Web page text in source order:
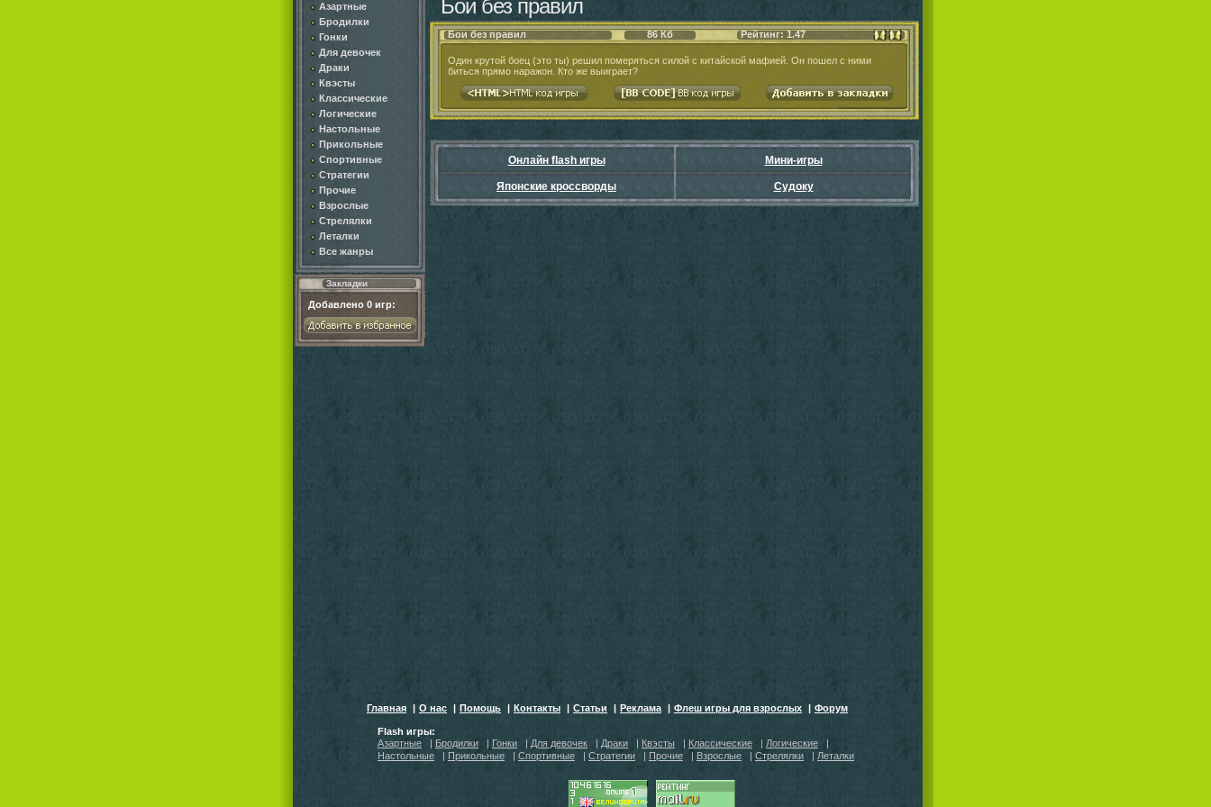
Азартные
Бродилки
Гонки
Для девочек
Драки
Квэсты
Классические
Логические
Настольные
Прикольные
Спортивные
Стратегии
Прочие
Взрослые
Стрелялки
Леталки
Все жанры
Закладки
Добавлено 0 игр:
Бои без правил
Бои без правил 86 Кб Рейтинг: 1.47
Один крутой боец (это ты) решил померяться силой с китайской мафией. Он пошел с ними
биться прямо наражон. Кто же выиграет?
Онлайн flash игры Мини-игры
Японские кроссворды Судоку
Главная | О нас | Помощь | Контакты | Статьи | Реклама | Флеш игры для взрослых | Форум
Flash игры:
Азартные
| Бродилки | Гонки | Для девочек | Драки | Квэсты | Классические | Логические
|
Настольные
| Прикольные | Спортивные | Стратегии | Прочие | Взрослые | Стрелялки | Леталки